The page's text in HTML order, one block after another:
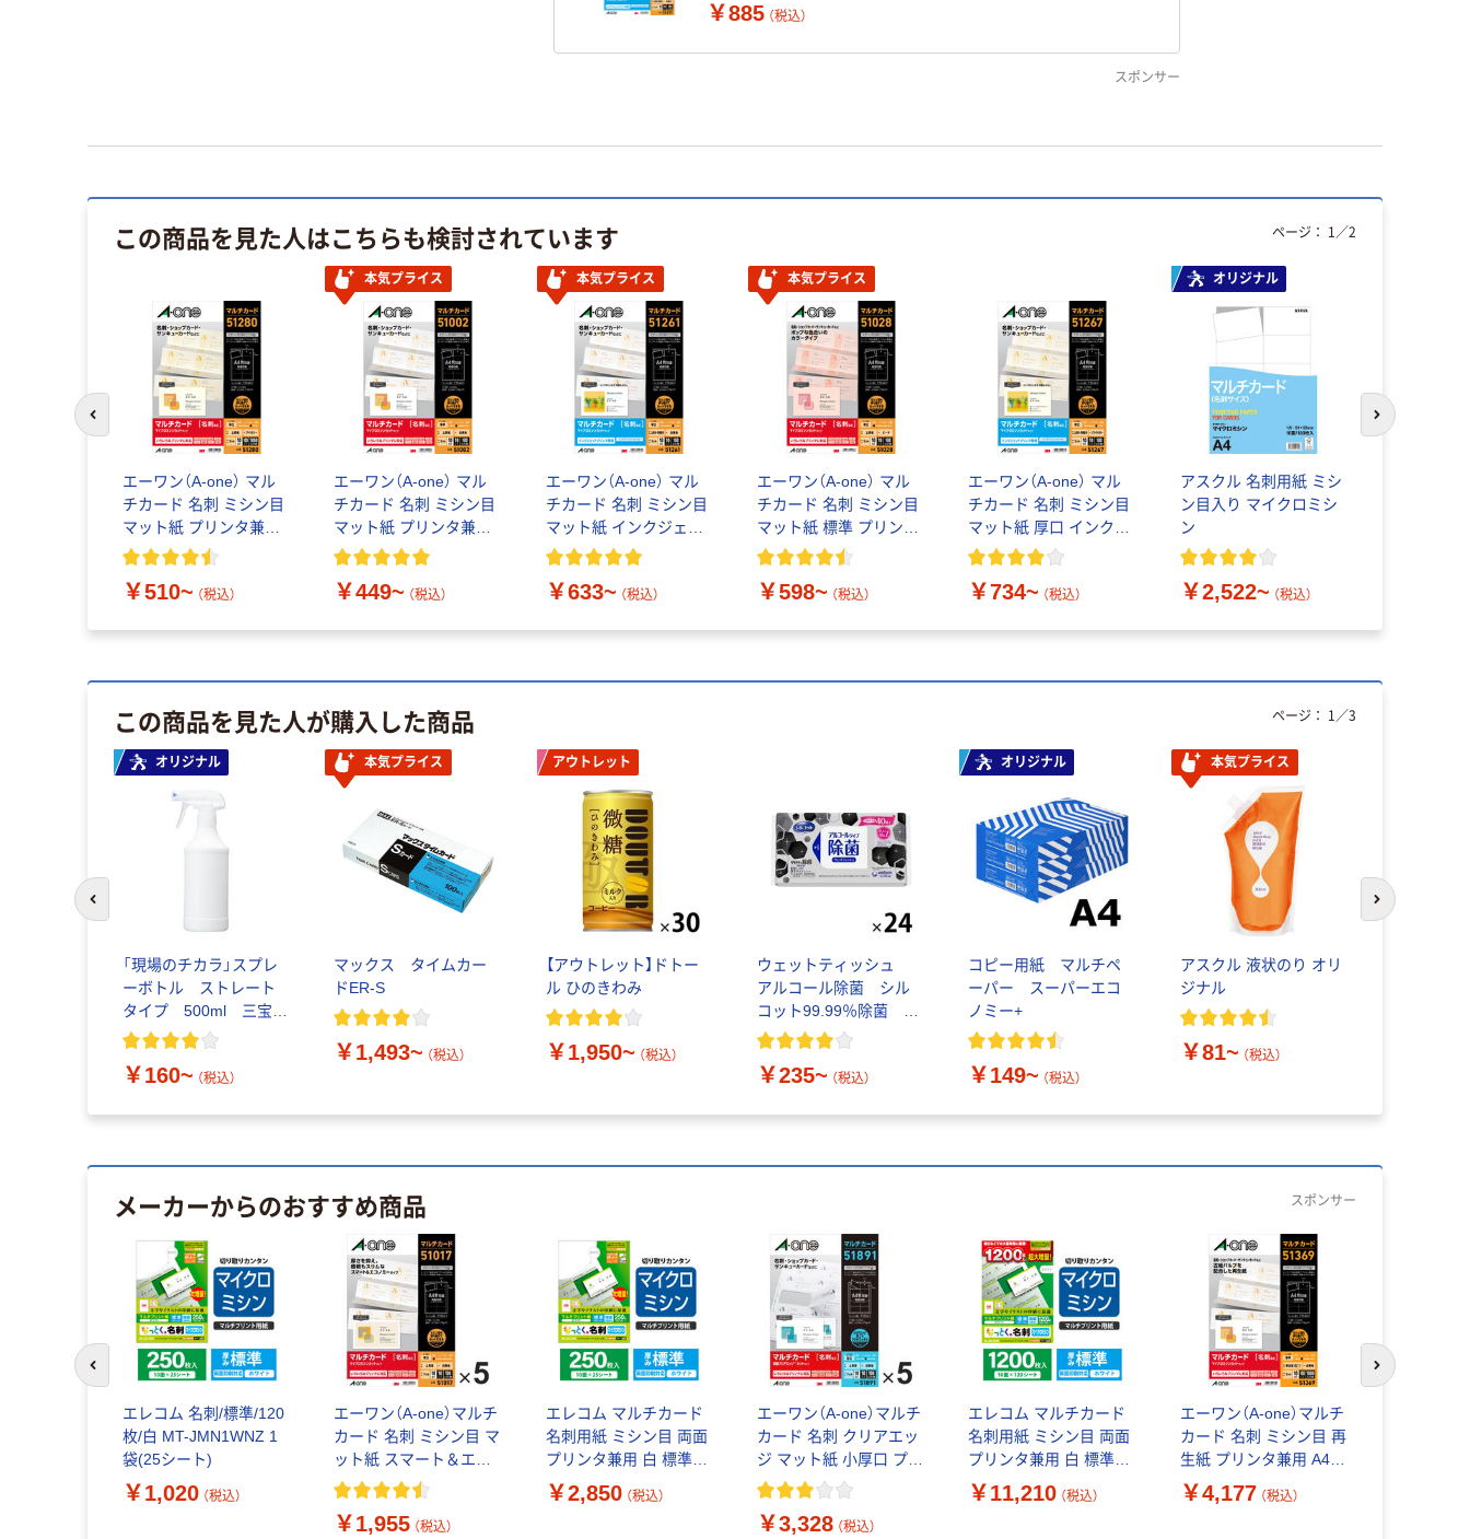
￥885 （税込）
スポンサー
この商品を見た人はこちらも検討されています
エーワン（A-one） マル
チカード 名刺 ミシン目
マット紙 プリンタ兼用
A4 アイボリー 10面
￥510~ （税込）
本気プライス
エーワン（A-one） マル
チカード 名刺 ミシン目
マット紙 プリンタ兼用
A4 10面
￥449~ （税込）
本気プライス
エーワン（A-one） マル
チカード 名刺 ミシン目
マット紙 インクジェッ
ト A4 10面
￥633~ （税込）
本気プライス
エーワン（A-one） マル
チカード 名刺 ミシン目
マット紙 標準 プリンタ
兼用 カラータイプ A4
￥598~ （税込）
エーワン（A-one） マル
チカード 名刺 ミシン目
マット紙 厚口 インクジ
ェット A4 ソフトアイボ
￥734~ （税込）
オリジナル
アスクル 名刺用紙 ミシ
ン目入り マイクロミシ
ン
￥2,522~ （税込）
ページ： 1 ／2
前のスライドへ 次のスライド
この商品を見た人が購入した商品
オリジナル
「現場のチカラ」スプレ
ーボトル ストレート
タイプ 500ml 三宝化
成
￥160~ （税込）
本気プライス
マックス タイムカー
ドER-S
￥1,493~ （税込）
アウトレット
【アウトレット】ドトー
ル ひのきわみ
￥1,950~ （税込）
ウェットティッシュ
アルコール除菌 シル
コット99.99％除菌 ユ
ニ・チャーム
￥235~ （税込）
オリジナル
コピー用紙 マルチペ
ーパー スーパーエコ
ノミー+
￥149~ （税込）
本気プライス
アスクル 液状のり オリ
ジナル
￥81~ （税込）
ページ： 1 ／3
前のスライドへ 次のスライド
メーカーからのおすすめ商品 スポンサー
エレコム 名刺/標準/120
枚/白 MT-JMN1WNZ 1
袋(25シート)
￥1,020 （税込）
エーワン（A-one）マルチ
カード 名刺 ミシン目 マ
ット紙 スマート＆エコ
ノミー プリンタ兼用 A4
袋
￥1,955 （税込）
エレコム マルチカード
名刺用紙 ミシン目 両面
プリンタ兼用 白 標準
A4 10面 1袋（25シート
入）MT-JMN1WNZ
￥2,850 （税込）
エーワン（A-one）マルチ
カード 名刺 クリアエッ
ジ マット紙 小厚口 プリ
ンタ兼用 A4 10面 10シ
￥3,328 （税込）
エレコム マルチカード
名刺用紙 ミシン目 両面
プリンタ兼用 白 標準
A4 10面 1袋（120シート
入）MT-JMN1WNZP
￥11,210 （税込）
エーワン（A-one）マルチ
カード 名刺 ミシン目 再
生紙 プリンタ兼用 A4
10面 100シート 徳用
51369
￥4,177 （税込）
前のスライドへ 次のスライド